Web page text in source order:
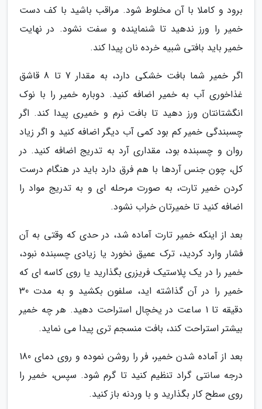
برود و کاملا با آن مخلوط شود. مراقب باشید با کف دست
خمیر را ورز ندهید تا شنماینده و سفت نشود. در نهایت
خمیر باید بافتی شبیه خرده نان پیدا کند.
اگر خمیر شما بافت خشکی دارد، به مقدار 7 تا 8 قاشق
غذاخوری آب به خمیر اضافه کنید. دوباره خمیر را با نوک
انگشتانتان ورز دهید تا بافت نرم و خمیری پیدا کند. اگر
چسبندگی خمیر کم بود کمی آب دیگر اضافه کنید و اگر زیاد
روان و چسبنده بود، مقداری آرد به تدریج اضافه کنید. در
کل، چون جنس آردها با هم فرق دارد باید در هنگام درست
کردن خمیر تارت، به صورت مرحله ای و به تدریج مواد را
اضافه کنید تا خمیرتان خراب نشود.
بعد از اینکه خمیر تارت آماده شد، در حدی که وقتی به آن
فشار وارد کردید، ترک عمیق نخورد یا زیادی چسبنده نبود،
خمیر را در یک پلاستیک فریزری بگذارید یا روی کاسه ای که
خمیر را در آن گذاشته اید، سلفون بکشید و به مدت 30
دقیقه تا 1 ساعت در یخچال استراحت دهید. هر چه خمیر
بیشتر استراحت کند، بافت منسجم تری پیدا می نماید.
بعد از آماده شدن خمیر، فر را روشن نموده و روی دمای 180
درجه سانتی گراد تنظیم کنید تا گرم شود. سپس، خمیر را
روی سطح کار بگذارید و با وردنه باز کنید.